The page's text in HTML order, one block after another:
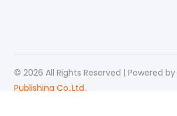
© 2026 All Rights Reserved | Powered by
Publishing Co.,Ltd..